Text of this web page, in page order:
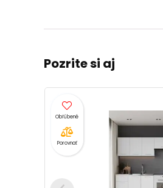
Pozrite si aj
Porovnať